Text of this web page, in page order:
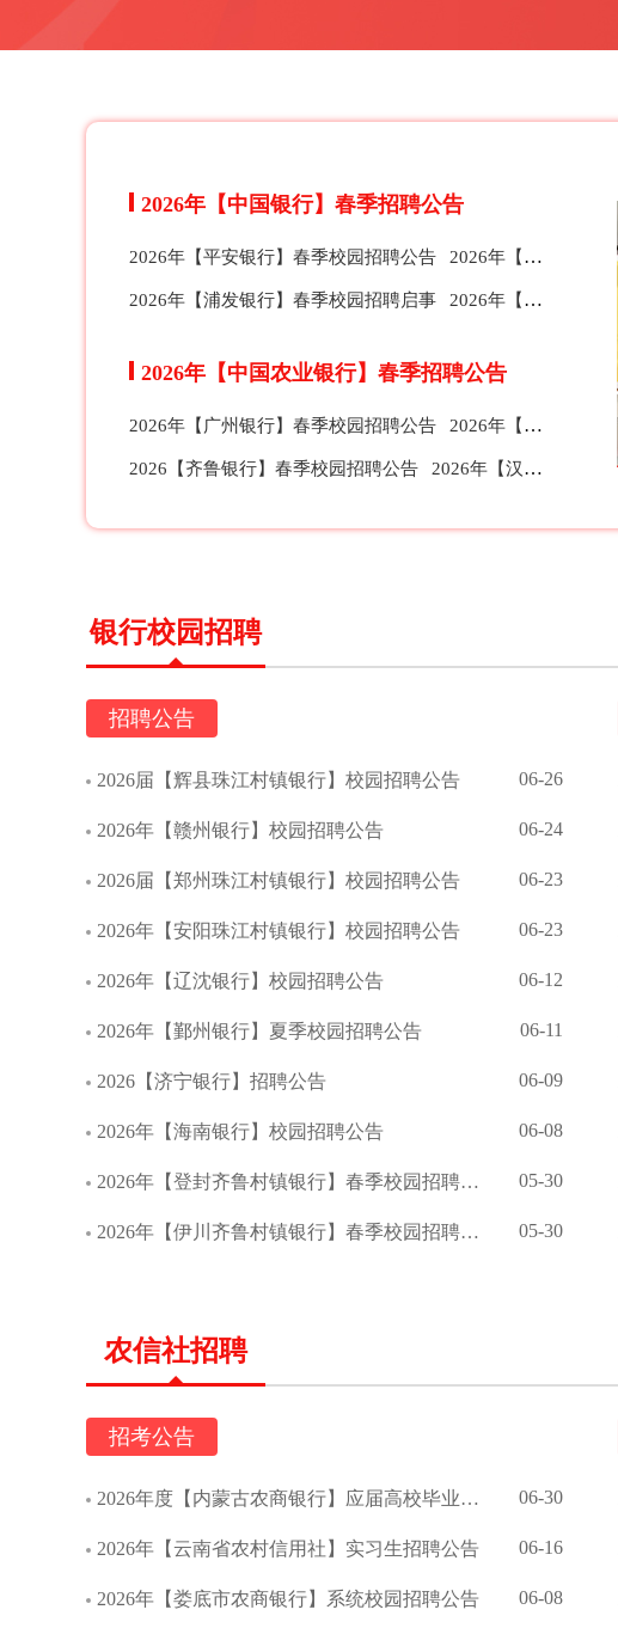
2026年【中国银行】春季招聘公告
2026年【平安银行】春季校园招聘公告 2026年【华夏银行】春季校园招聘公告
2026年【浦发银行】春季校园招聘启事 2026年【中信银行】春季校园招聘公告
2026年【中国农业银行】春季招聘公告
2026年【广州银行】春季校园招聘公告 2026年【宁波银行】春季校园招聘公告
2026【齐鲁银行】春季校园招聘公告 2026年【汉口银行】春季校园招聘公告
银行校园招聘
招聘公告
2026届【辉县珠江村镇银行】校园招聘公告 06-26
2026年【赣州银行】校园招聘公告 06-24
2026届【郑州珠江村镇银行】校园招聘公告 06-23
2026年【安阳珠江村镇银行】校园招聘公告 06-23
2026年【辽沈银行】校园招聘公告 06-12
2026年【鄞州银行】夏季校园招聘公告 06-11
2026【济宁银行】招聘公告 06-09
2026年【海南银行】校园招聘公告 06-08
2026年【登封齐鲁村镇银行】春季校园招聘公告 05-30
2026年【伊川齐鲁村镇银行】春季校园招聘公告 05-30
农信社招聘
招考公告
2026年度【内蒙古农商银行】应届高校毕业生校园招聘简章 06-30
2026年【云南省农村信用社】实习生招聘公告 06-16
2026年【娄底市农商银行】系统校园招聘公告 06-08